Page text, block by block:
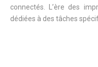
connectés. L’ère des
dédiées à des tâches